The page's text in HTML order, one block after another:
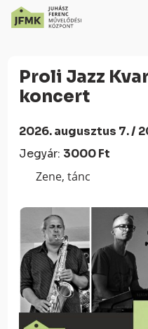
Content
navigációhoz
Proli Jazz Kvartett – Chaplin
koncert
2026. augusztus 7. /
Jegyár: 3000 Ft
Zene, tánc